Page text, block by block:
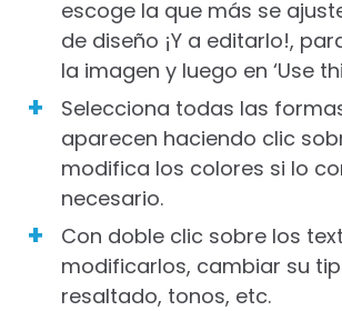
escoge la que más se
de diseño ¡Y a editarlo!,
la imagen y luego en ‘Use
Selecciona todas las
aparecen haciendo clic
modifica los colores si lo
necesario.
Con doble clic sobre los
modificarlos, cambiar su
resaltado, tonos, etc.